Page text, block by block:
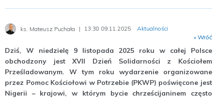
ks. Mateusz Puchała 13:38 09.11.2025
Aktualności
« Wróć
Dziś, W niedzielę 9 listopada 2025 roku w całej Polsce
obchodzony jest XVII Dzień Solidarności z Kościołem
Prześladowanym. W tym roku wydarzenie organizowane
przez Pomoc Kościołowi w Potrzebie (PKWP) poświęcone jest
Nigerii – krajowi, w którym bycie chrześcijaninem często